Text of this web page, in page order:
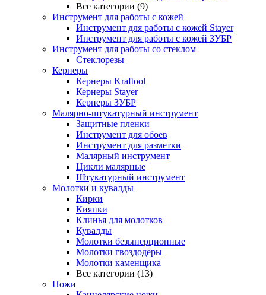
Все категории (9)
Инструмент для работы с кожей
Инструмент для работы с кожей Stayer
Инструмент для работы с кожей ЗУБР
Инструмент для работы со стеклом
Стеклорезы
Кернеры
Кернеры Kraftool
Кернеры Stayer
Кернеры ЗУБР
Малярно-штукатурный инструмент
Защитные пленки
Инструмент для обоев
Инструмент для разметки
Малярный инструмент
Цикли малярные
Штукатурный инструмент
Молотки и кувалды
Кирки
Киянки
Клинья для молотков
Кувалды
Молотки безынерционные
Молотки гвоздодеры
Молотки каменщика
Все категории (13)
Ножи